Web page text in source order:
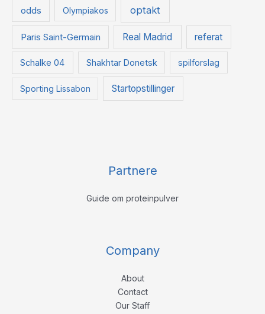
odds Olympiakos optakt
Paris Saint-Germain Real Madrid referat
Schalke 04 Shakhtar Donetsk spilforslag
Sporting Lissabon Startopstillinger
Partnere
Guide om proteinpulver
Company
About
Contact
Our Staff